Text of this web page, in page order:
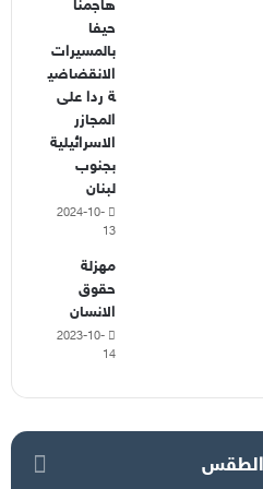
هاجمنا
حيفا
بالمسيرات
الانقضاضي
ة ردا على
المجازر
الاسرائيلية
بجنوب
لبنان
2024-10-
13
مهزلة
حقوق
الانسان
2023-10-
14
الطقس